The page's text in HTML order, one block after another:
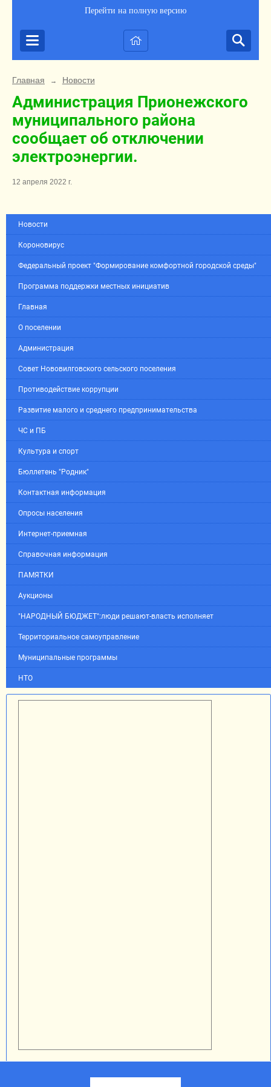
Перейти на полную версию
Главная → Новости
Администрация Прионежского
муниципального района
сообщает об отключении
электроэнергии.
12 апреля 2022 г.
Новости
Короновирус
Федеральный проект "Формирование комфортной городской среды"
Программа поддержки местных инициатив
Главная
О поселении
Администрация
Совет Нововилговского сельского поселения
Противодействие коррупции
Развитие малого и среднего предпринимательства
ЧС и ПБ
Культура и спорт
Бюллетень "Родник"
Контактная информация
Опросы населения
Интернет-приемная
Справочная информация
ПАМЯТКИ
Аукционы
"НАРОДНЫЙ БЮДЖЕТ":люди решают-власть исполняет
Территориальное самоуправление
Муниципальные программы
НТО